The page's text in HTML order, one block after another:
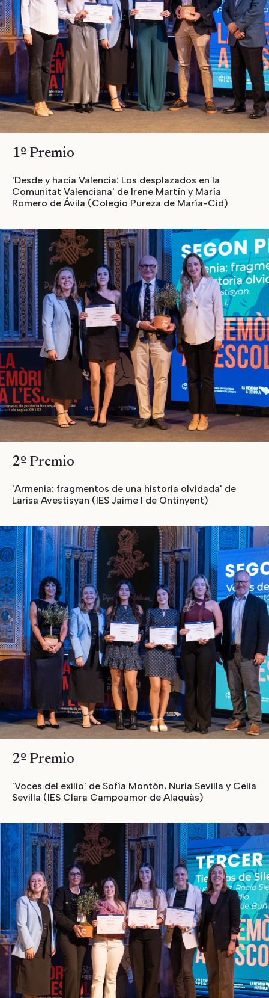
1º Premio
'Desde y hacia Valencia: Los desplazados en la
Comunitat Valenciana' de Irene Martín y María
Romero de Ávila (Colegio Pureza de María-Cid)
2º Premio
'Armenia: fragmentos de una historia olvidada' de
Larisa Avestisyan (IES Jaime I de Ontinyent)
2º Premio
'Voces del exilio' de Sofía Montón, Nuria Sevilla y Celia
Sevilla (IES Clara Campoamor de Alaquàs)